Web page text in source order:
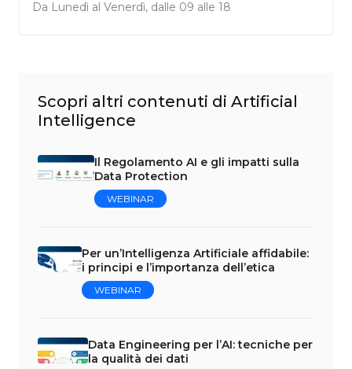
Da Lunedì al Venerdì, dalle 09 alle 18
Scopri altri contenuti di Artificial
Intelligence
Il Regolamento AI e gli impatti sulla
Data Protection
WEBINAR
Per un’Intelligenza Artificiale affidabile:
i principi e l’importanza dell’etica
WEBINAR
Data Engineering per l’AI: tecniche per
la qualità dei dati